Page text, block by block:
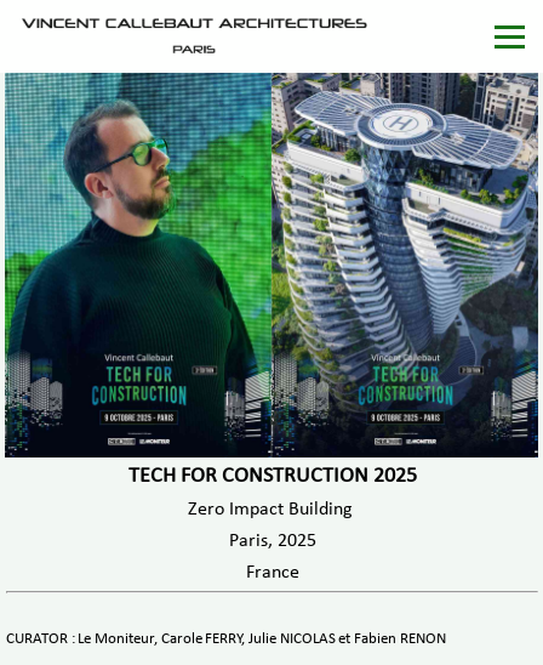
TECH FOR CONSTRUCTION 2025
Zero Impact Building
Paris, 2025
France
CURATOR : Le Moniteur, Carole FERRY, Julie NICOLAS et Fabien RENON